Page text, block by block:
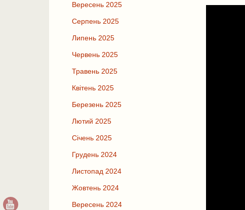
Вересень 2025
Серпень 2025
Липень 2025
Червень 2025
Травень 2025
Квітень 2025
Березень 2025
Лютий 2025
Січень 2025
Грудень 2024
Листопад 2024
Жовтень 2024
Вересень 2024